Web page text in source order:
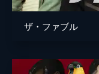
ザ・ファブル